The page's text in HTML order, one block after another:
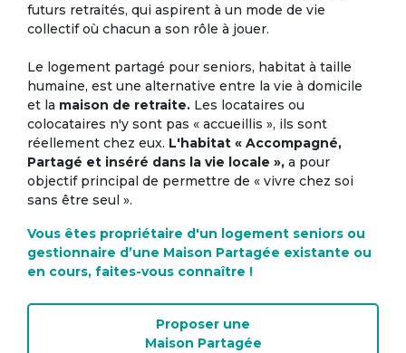
futurs retraités, qui aspirent à un mode de vie
collectif où chacun a son rôle à jouer.
Le logement partagé pour seniors, habitat à taille
humaine, est une alternative entre la vie à domicile
et la maison de retraite. Les locataires ou
colocataires n'y sont pas « accueillis », ils sont
réellement chez eux. L'habitat « Accompagné,
Partagé et inséré dans la vie locale », a pour
objectif principal de permettre de « vivre chez soi
sans être seul ».
Vous êtes propriétaire d'un logement seniors ou
gestionnaire d’une Maison Partagée existante ou
en cours, faites-vous connaître !
Proposer une
Maison Partagée